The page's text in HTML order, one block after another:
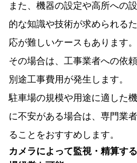
また、機器の設定や高所への
的な知識や技術が求められる
応が難しいケースもあります。
その場合は、工事業者への依
別途工事費用が発生します。
駐車場の規模や用途に適した
に不安がある場合は、専門業
ることをおすすめします。
カメラによって監視・精算す